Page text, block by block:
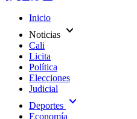
Inicio
Noticias expand_more
Cali
Licita
Política
Elecciones
Judicial
Deportes expand_more
Economía